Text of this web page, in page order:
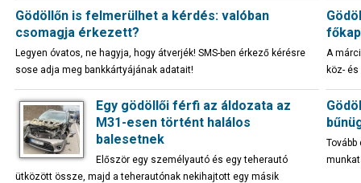
Gödöllőn is felmerülhet a kérdés: valóban
csomagja érkezett?
Legyen óvatos, ne hagyja, hogy átverjék! SMS-ben érkező kérésre
sose adja meg bankkártyájának adatait!
A
köz-
Egy gödöllői férfi az áldozata az
M31-esen történt halálos
balesetnek
Először egy személyautó és egy teherautó
ütközött össze, majd a teherautónak nekihajtott egy másik